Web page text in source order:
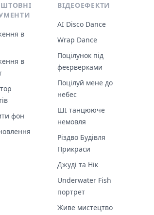
в
в
фон
ВІДЕОЕФЕКТИ
AI Disco Dance
Wrap Dance
Поцілунок під
феєрверками
Поцілуй мене до
небес
ШІ танцююче
немовля
Різдво Будівля
Прикраси
Джуді та Нік
Underwater Fish
портрет
Живе мистецтво